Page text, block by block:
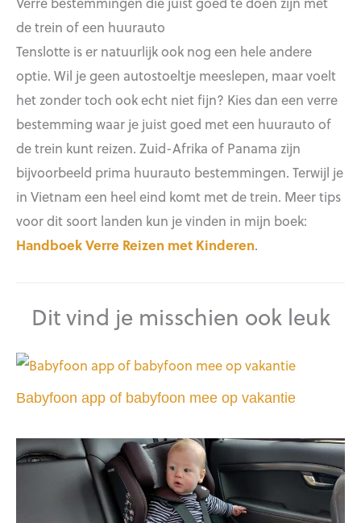
de trein of een huurauto
Tenslotte is er natuurlijk ook nog een hele andere
optie. Wil je geen autostoeltje meeslepen, maar voelt
het zonder toch ook echt niet fijn? Kies dan een verre
bestemming waar je juist goed met een huurauto of
de trein kunt reizen. Zuid-Afrika of Panama zijn
bijvoorbeeld prima huurauto bestemmingen. Terwijl je
in Vietnam een heel eind komt met de trein. Meer tips
voor dit soort landen kun je vinden in mijn boek:
Handboek Verre Reizen met Kinderen.
Dit vind je misschien ook leuk
Babyfoon app of babyfoon mee op vakantie